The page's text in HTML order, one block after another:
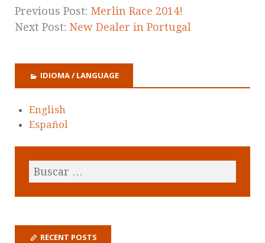
Previous Post: Merlin Race 2014!
Next Post: New Dealer in Portugal
IDIOMA / LANGUAGE
English
Español
RECENT POSTS